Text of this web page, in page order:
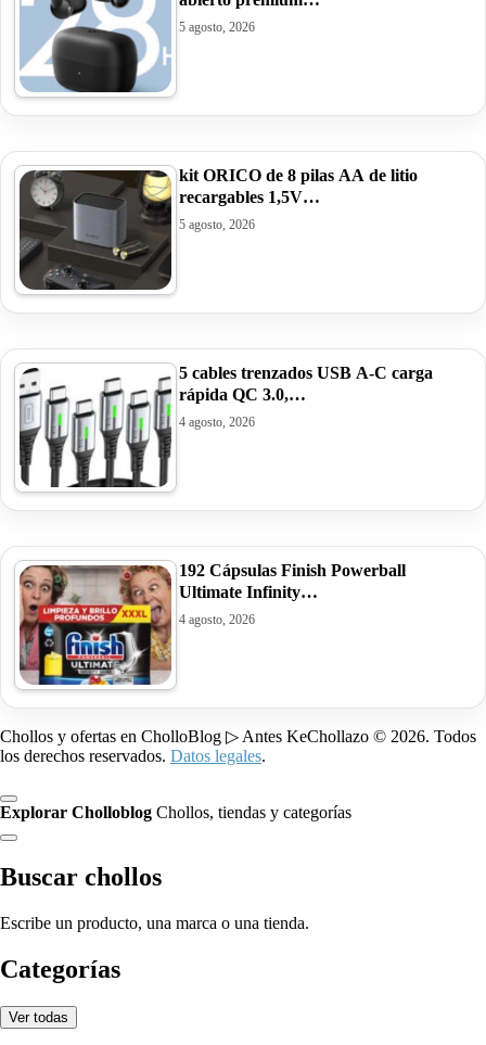
5 agosto, 2026
kit ORICO de 8 pilas AA de litio
recargables 1,5V…
5 agosto, 2026
5 cables trenzados USB A-C carga
rápida QC 3.0,…
4 agosto, 2026
192 Cápsulas Finish Powerball
Ultimate Infinity…
4 agosto, 2026
Chollos y ofertas en CholloBlog ▷ Antes KeChollazo © 2026. Todos
los derechos reservados. Datos legales.
Explorar Cholloblog Chollos, tiendas y categorías
Buscar chollos
Escribe un producto, una marca o una tienda.
Categorías
Ver todas